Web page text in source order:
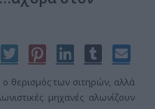
ο θερισμός των σιτηρών, αλλά
μηχανές αλωνίζουν